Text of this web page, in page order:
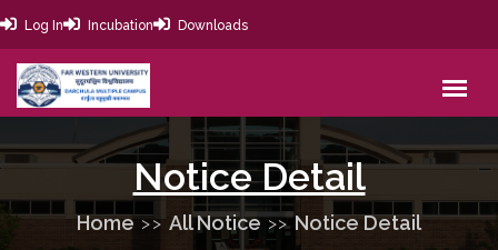
Log In Incubation Downloads
Notice Detail
Home All Notice Notice Detail